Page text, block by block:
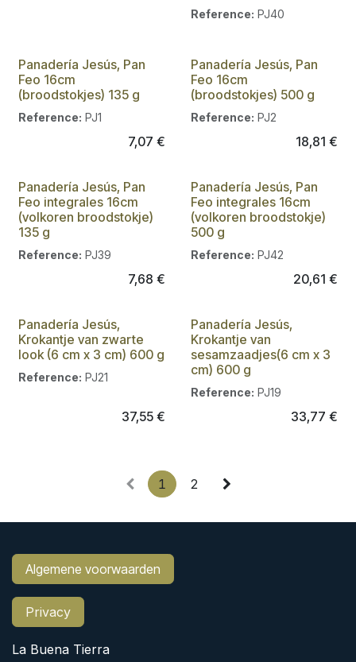
Reference: PJ40
Panadería Jesús, Pan
Feo 16cm
(broodstokjes) 135 g
Reference: PJ1
7,07 €
Panadería Jesús, Pan
Feo 16cm
(broodstokjes) 500 g
Reference: PJ2
18,81 €
Panadería Jesús, Pan
Feo integrales 16cm
(volkoren broodstokje)
135 g
Reference: PJ39
7,68 €
Panadería Jesús, Pan
Feo integrales 16cm
(volkoren broodstokje)
500 g
Reference: PJ42
20,61 €
Panadería Jesús,
Krokantje van zwarte
look (6 cm x 3 cm) 600 g
Reference: PJ21
37,55€
Panadería Jesús,
Krokantje van
sesamzaadjes(6 cm x 3
cm) 600 g
Reference: PJ19
33,77 €
1 2
Algemene voorwaarden
Privacy
La Buena Tierra